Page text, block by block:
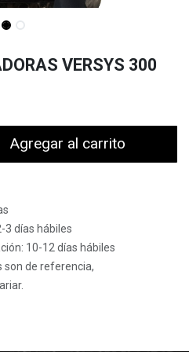
VERSYS 300
Agregar al carrito
3 días hábiles
10-12 días hábiles
son de referencia,